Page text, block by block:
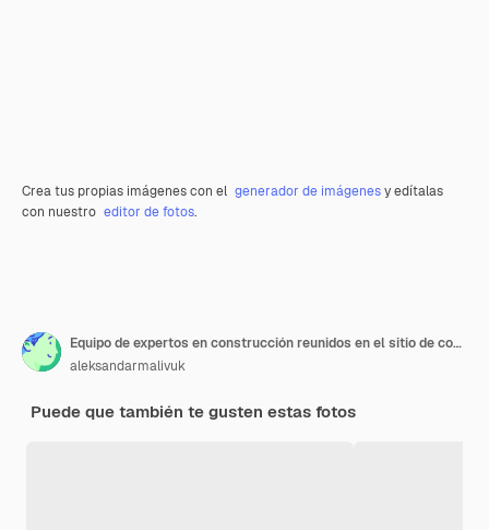
Crea tus propias imágenes con el generador de imágenesy edítalas
con nuestro editor de fotos.
Equipo de expertos en construcción reunidos en el sitio de construcción analizando la planta de estructura o el plano
aleksandarmalivuk
Puede que también te gusten estas fotos